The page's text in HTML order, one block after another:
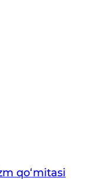
qo‘mitasi